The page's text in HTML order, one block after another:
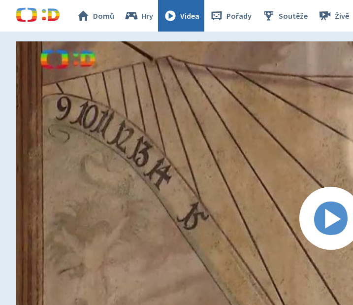
Domů Hry Videa Pořady Soutěže Živě